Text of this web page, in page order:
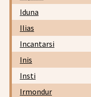
Iduna
Ilias
Incantarsi
Inis
Insti
Irmondur